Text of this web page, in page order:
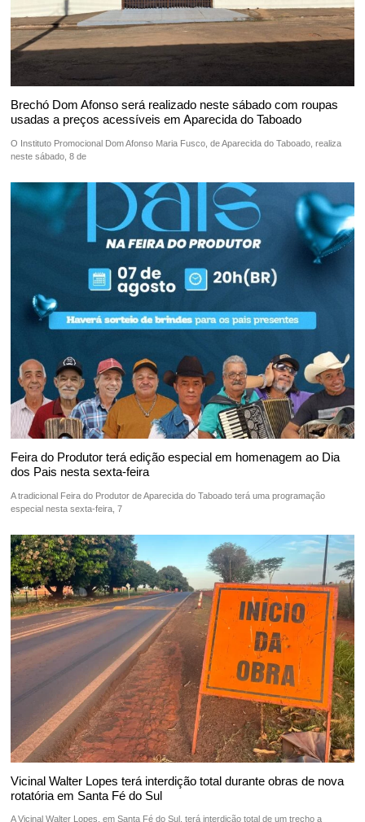
Brechó Dom Afonso será realizado neste sábado com roupas
usadas a preços acessíveis em Aparecida do Taboado
O Instituto Promocional Dom Afonso Maria Fusco, de Aparecida do Taboado, realiza
neste sábado, 8 de
Feira do Produtor terá edição especial em homenagem ao Dia
dos Pais nesta sexta-feira
A tradicional Feira do Produtor de Aparecida do Taboado terá uma programação
especial nesta sexta-feira, 7
Vicinal Walter Lopes terá interdição total durante obras de nova
rotatória em Santa Fé do Sul
A Vicinal Walter Lopes, em Santa Fé do Sul, terá interdição total de um trecho a